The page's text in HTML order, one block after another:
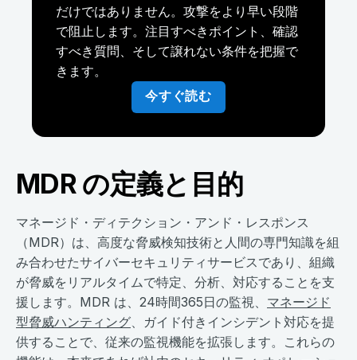
だけではありません。攻撃をより早い段階
で阻止します。注目すべきポイント、確認
すべき質問、そして譲れない条件を把握で
きます。
今すぐ読む
MDR の定義と目的
マネージド・ディテクション・アンド・レスポンス
（MDR）は、高度な脅威検知技術と人間の専門知識を組
み合わせたサイバーセキュリティサービスであり、組織
が脅威をリアルタイムで特定、分析、対応することを支
援します。MDR は、24時間365日の監視、 マネージド
型脅威ハンティング、ガイド付きインシデント対応を提
供することで、従来の監視機能を拡張します。これらの